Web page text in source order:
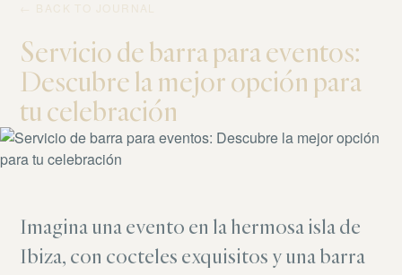
← BACK TO JOURNAL
Servicio de barra para eventos:
Descubre la mejor opción para
tu celebración
Imagina una evento en la hermosa isla de
Ibiza, con cocteles exquisitos y una barra